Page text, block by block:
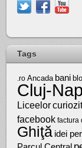
Tags
.ro Ancada bani
Cluj-
Liceelor
facebook factura
Ghiţă idei